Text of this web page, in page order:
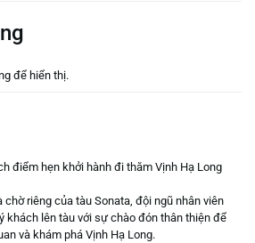
để hiển thị.
điểm hẹn khởi hành đi thăm Vịnh Hạ Long
chờ riêng của tàu Sonata, đội ngũ nhân viên
khách lên tàu với sự chào đón thân thiện để
và khám phá Vịnh Hạ Long.